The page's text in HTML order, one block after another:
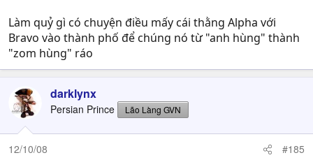
Làm quỷ gì có chuyện điều mấy cái thằng Alpha với
Bravo vào thành phố để chúng nó từ "anh hùng" thành
"zom hùng" ráo
darklynx
Persian Prince Lão Làng GVN
12/10/08 #185